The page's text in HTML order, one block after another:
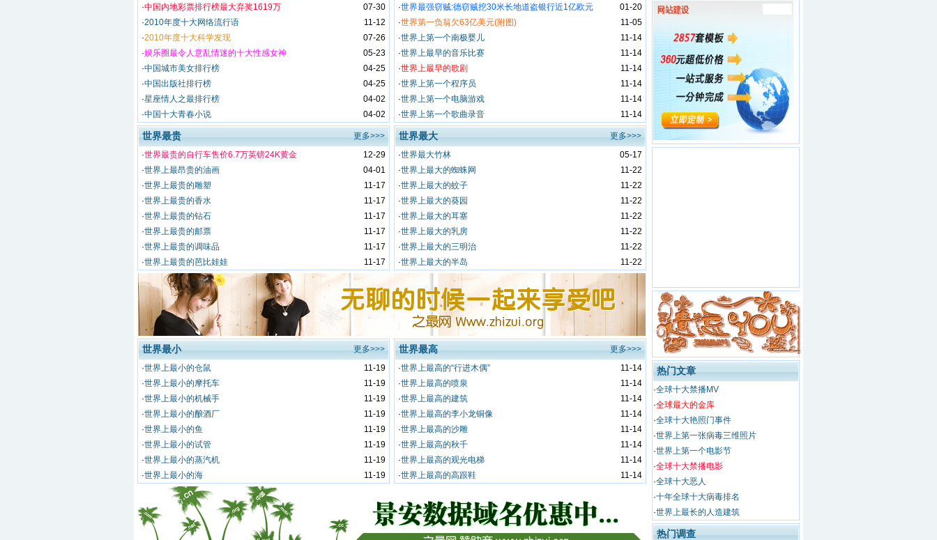
07-30
·中国内地彩票排行榜最大弃奖1619万
11-12
·2010年度十大网络流行语
07-26
·2010年度十大科学发现
05-23
·娱乐圈最令人意乱情迷的十大性感女神
04-25
·中国城市美女排行榜
04-25
·中国出版社排行榜
04-02
·星座情人之最排行榜
04-02
·中国十大青春小说
01-20
·世界最强窃贼:德窃贼挖30米长地道盗银行近1亿欧元
11-05
·世界第一负翁欠63亿美元(附图)
11-14
·世界上第一个南极婴儿
11-14
·世界上最早的音乐比赛
11-14
·世界上最早的歌剧
11-14
·世界上第一个程序员
11-14
·世界上第一个电脑游戏
11-14
·世界上第一个歌曲录音
更多>>>
世界最贵
12-29
·世界最贵的自行车售价6.7万英镑24K黄金
04-01
·世界上最昂贵的油画
11-17
·世界上最贵的雕塑
11-17
·世界上最贵的香水
11-17
·世界上最贵的钻石
11-17
·世界上最贵的邮票
11-17
·世界上最贵的调味品
11-17
·世界上最贵的芭比娃娃
更多>>>
世界最大
05-17
·世界最大竹林
11-22
·世界上最大的蜘蛛网
11-22
·世界上最大的蚊子
11-22
·世界上最大的葵园
11-22
·世界上最大的耳塞
11-22
·世界上最大的乳房
11-22
·世界上最大的三明治
11-22
·世界上最大的半岛
更多>>>
世界最小
11-19
·世界上最小的仓鼠
11-19
·世界上最小的摩托车
11-19
·世界上最小的机械手
11-19
·世界上最小的酿酒厂
11-19
·世界上最小的鱼
11-19
·世界上最小的试管
11-19
·世界上最小的蒸汽机
11-19
·世界上最小的海
更多>>>
世界最高
11-14
·世界上最高的“行进木偶”
11-14
·世界上最高的喷泉
11-14
·世界上最高的建筑
11-14
·世界上最高的李小龙铜像
11-14
·世界上最高的沙雕
11-14
·世界上最高的秋千
11-14
·世界上最高的观光电梯
11-14
·世界上最高的高跟鞋
热门文章
·全球十大禁播MV
·全球最大的金库
·全球十大艳照门事件
·世界上第一张病毒三维照片
·世界上第一个电影节
·全球十大禁播电影
·全球十大恶人
·十年全球十大病毒排名
·世界上最长的人造建筑
热门调查